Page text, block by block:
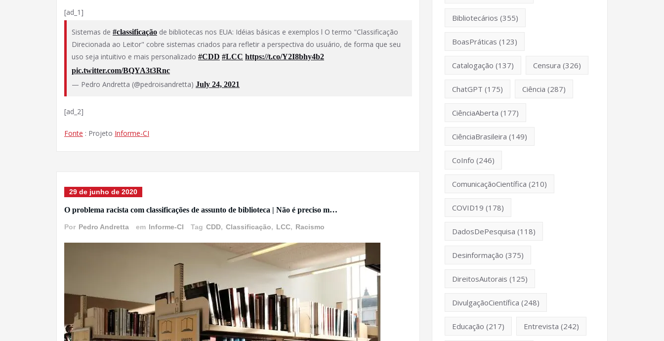
[ad_1]
Sistemas de #classificação de bibliotecas nos EUA: Idéias básicas e exemplos l O termo "Classificação
Direcionada ao Leitor" cobre sistemas criados para refletir a perspectiva do usuário, de forma que seu
uso seja intuitivo e mais personalizado #CDD #LCC https://t.co/Y2I8bhy4b2
pic.twitter.com/BQYA3t3Rnc
— Pedro Andretta (@pedroisandretta) July 24, 2021
[ad_2]
Fonte : Projeto Informe-CI
29 de junho de 2020
O problema racista com classificações de assunto de biblioteca | Não é preciso m…
Por Pedro Andretta em Informe-CI Tag CDD, Classificação, LCC, Racismo
Bibliotecários (355)
BoasPráticas (123)
Catalogação (137) Censura (326)
ChatGPT (175) Ciência (287)
CiênciaAberta (177)
CiênciaBrasileira (149)
CoInfo (246)
ComunicaçãoCientífica (210)
COVID19 (178)
DadosDePesquisa (118)
Desinformação (375)
DireitosAutorais (125)
DivulgaçãoCientífica (248)
Educação (217) Entrevista (242)